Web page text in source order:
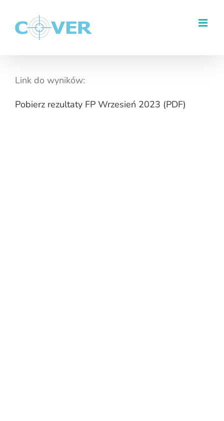
zawartości
Link do wyników:
Pobierz rezultaty FP Wrzesień 2023 (PDF)